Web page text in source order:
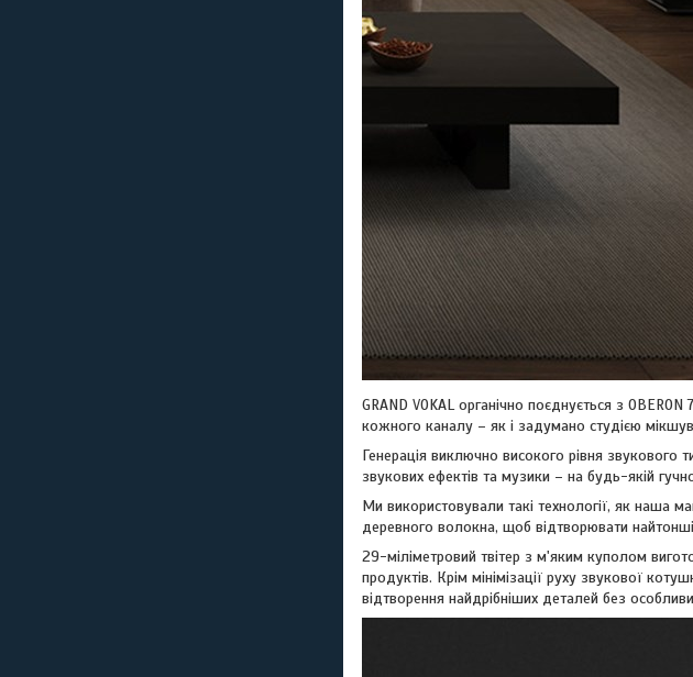
GRAND VOKAL органічно поєднується з
кожного каналу – як і задумано студією
Генерація виключно високого рівня звукового
звукових ефектів та музики – на будь-якій
Ми використовували такі технології, як наша
деревного волокна, щоб відтворювати
29-міліметровий твітер з м'яким куполом
продуктів. Крім мінімізації руху звукової
відтворення найдрібніших деталей без